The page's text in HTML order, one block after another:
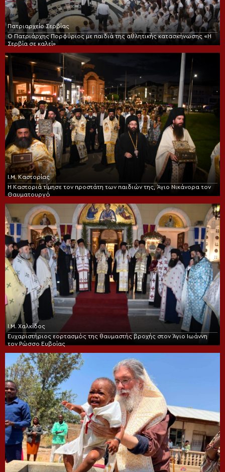
Πατριαρχείο Σερβίας
Ο Πατριάρχης Πορφύριος με παιδιά της αθλητικής κατασκήνωσης «Η
Σερβία σε καλεί»
Ι.Μ. Καστορίας
Η Καστοριά τίμησε τον προστάτη των παιδιών της, Άγιο Νικάνορα τον
Θαυματουργό
Ι.Μ. Χαλκίδος
Ευχαριστήριος εορτασμός της θαυμαστής βροχής στον Άγιο Ιωάννη
τον Ρώσσο Ευβοίας